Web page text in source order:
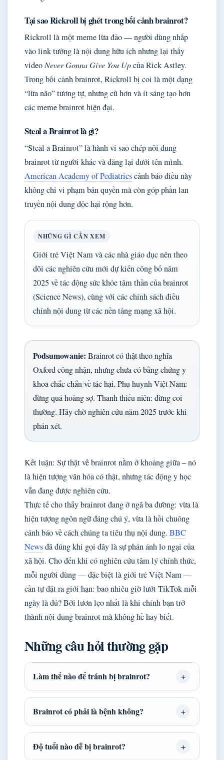
Tại sao Rickroll bị ghét trong bối cảnh brainrot?
Rickroll là một meme lừa đảo — người dùng nhấp
vào link tưởng là nội dung hữu ích nhưng lại thấy
videoNever Gonna Give You Upcủa Rick Astley.
Trong bối cảnh brainrot, Rickroll bị coi là một dạng
“lừa não” tương tự, nhưng cũ hơn và ít sáng tạo hơn
các meme brainrot hiện đại.
Steal a Brainrot là gì?
“Steal a Brainrot” là hành vi sao chép nội dung
brainrot từ người khác và đăng lại dưới tên mình.
American Academy of Pediatricscảnh báo điều này
không chỉ vi phạm bản quyền mà còn góp phần lan
truyền nội dung độc hại rộng hơn.
NHỮNG GÌ CẦN XEM
Giới trẻ Việt Nam và các nhà giáo dục nên theo
dõi các nghiên cứu mới dự kiến công bố năm
2025 về tác động sức khỏe tâm thần của brainrot
(Science News), cùng với các chính sách điều
chỉnh nội dung từ các nền tảng mạng xã hội.
Podsumowanie: Brainrot có thật theo nghĩa
Oxford công nhận, nhưng chưa có bằng chứng y
khoa chắc chắn về tác hại. Phụ huynh Việt Nam:
đừng quá hoảng sợ. Thanh thiếu niên: đừng coi
thường. Hãy chờ nghiên cứu năm 2025 trước khi
phán xét.
Kết luận: Sự thật về brainrot nằm ở khoảng giữa – nó
là hiện tượng văn hóa có thật, nhưng tác động y học
vẫn đang được nghiên cứu.
Thực tế cho thấy brainrot đang ở ngã ba đường: vừa là
hiện tượng ngôn ngữ đáng chú ý, vừa là hồi chuông
cảnh báo về cách chúng ta tiêu thụ nội dung. BBC
Newsđã đúng khi gọi đây là sự phản ánh lo ngại của
xã hội. Cho đến khi có nghiên cứu tâm lý chính thức,
mỗi người dùng — đặc biệt là giới trẻ Việt Nam —
cần tự đặt ra giới hạn: bao nhiêu giờ lướt TikTok mỗi
ngày là đủ? Bởi lươn lẹo nhất là khi chính bạn trở
thành nội dung brainrot mà không hề hay biết.
Những câu hỏi thường gặp
Làm thế nào để tránh bị brainrot?
Brainrot có phải là bệnh không?
Độ tuổi nào dễ bị brainrot?